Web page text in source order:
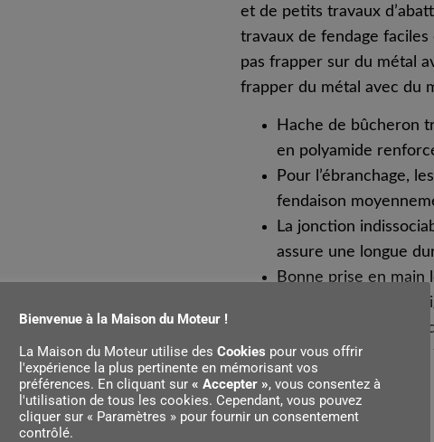
et de petits travaux
travaux de fendage
pas frapper sur du métal
frapper du métal avec du
Hache de bûcheron
en polyamide
Pour l’ébranchage,
fendaison
La jonction
assure une longue
Bonne prise en main
antidérapant de la
Répartition optimale
73 cm et un poids de
Bienvenue à la Maison du Moteur !
La Maison du Moteur utilise des Cookies pour vous offrir
l'expérience la plus pertinente en mémorisant vos
préférences. En cliquant sur « Accepter », vous consentez à
l'utilisation de tous les cookies. Cependant, vous pouvez
cliquer sur « Paramètres » pour fournir un consentement
contrôlé.